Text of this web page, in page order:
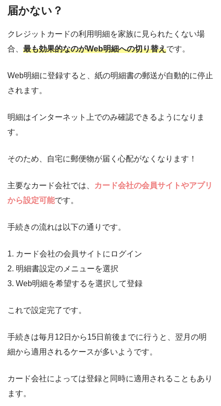
届かない？
クレジットカードの利用明細を家族に見られたくない場
合、 最も効果的なのがWeb明細への切り替えです。
Web明細に登録すると、紙の明細書の郵送が自動的に停止
されます。
明細はインターネット上でのみ確認できるようになりま
す。
そのため、自宅に郵便物が届く心配がなくなります！
主要なカード会社では、
カード会社の会員サイトやアプリ
から設定可能です。
手続きの流れは以下の通りです。
1. カード会社の会員サイトにログイン
2. 明細書設定のメニューを選択
3. Web明細を希望するを選択して登録
これで設定完了です。
手続きは毎月12日から15日前後までに行うと、翌月の明
細から適用されるケースが多いようです。
カード会社によっては登録と同時に適用されることもあり
ます。